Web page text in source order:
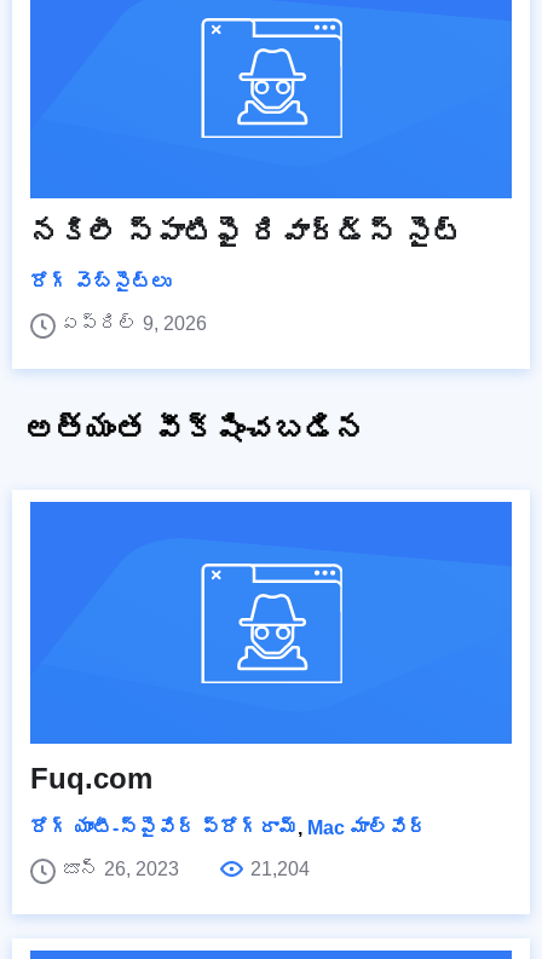
నకిలీ స్పాటిఫై రివార్డ్స్ సైట్
రోగ్ వెబ్‌సైట్‌లు
ఏప్రిల్ 9, 2026
అత్యంత వీక్షించబడిన
Fuq.com
రోగ్ యాంటీ-స్పైవేర్ ప్రోగ్రామ్, Mac మాల్వేర్
జూన్ 26, 2023
21,204